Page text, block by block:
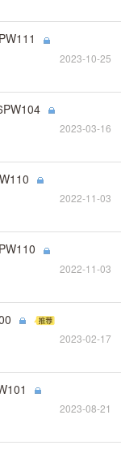
2023-10-25
2023-03-16
2022-11-03
2022-11-03
2023-02-17
2023-08-21